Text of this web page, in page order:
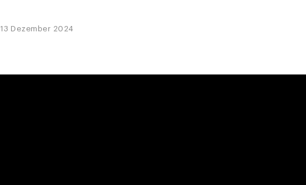
13 Dezember 2024